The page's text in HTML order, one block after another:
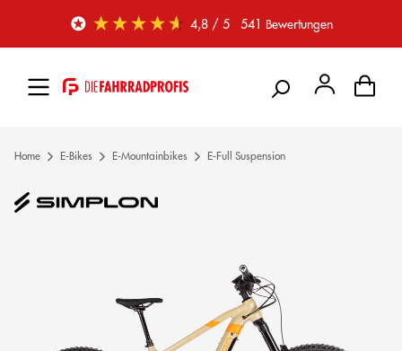
Zum Hauptinhalt springen 4,8/ 5 541 Bewertungen
Home E-Bikes E-Mountainbikes E-Full Suspension